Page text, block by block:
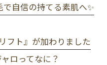
自信の持てる素肌へ✨
フト』が加わりました
ロってなに？